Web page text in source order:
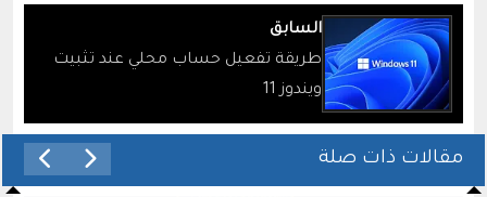
السابق
طريقة تفعيل حساب محلي عند تثبيت
ويندوز 11
مقالات ذات صلة